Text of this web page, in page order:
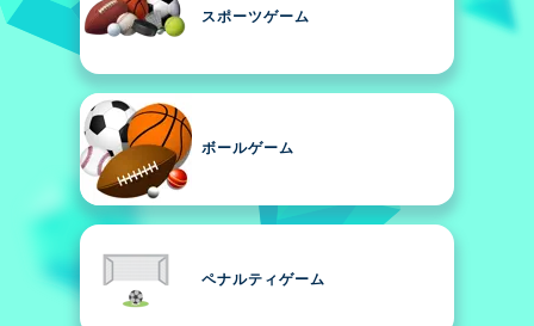
スポーツゲーム
ボールゲーム
ペナルティゲーム